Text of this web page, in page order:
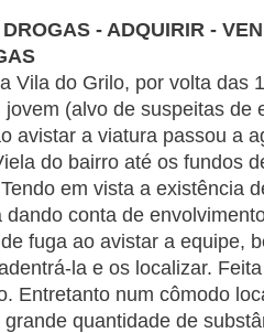
- ADQUIRIR -
Vila do Grilo, por volta das
(alvo de suspeitas de
avistar a viatura passou a
do bairro até os fundos
em vista a existência
dando conta de
fuga ao avistar a equipe,
la e os localizar.
Entretanto num cômodo
quantidade de